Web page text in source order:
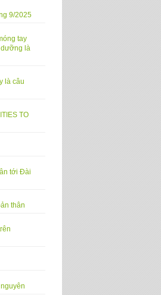
9/2025
tay
dưỡng là
là câu
TO
tới Đài
thân